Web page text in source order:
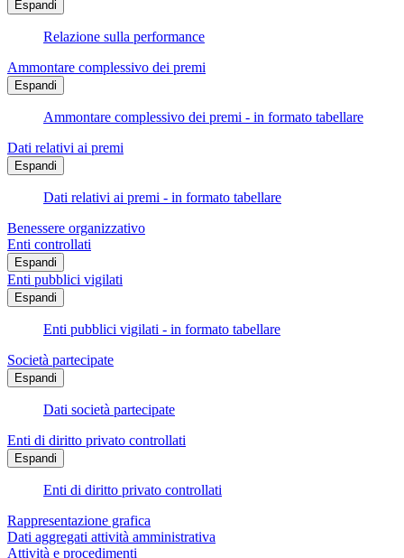
Espandi
Relazione sulla performance
Ammontare complessivo dei premi
Espandi
Ammontare complessivo dei premi - in formato tabellare
Dati relativi ai premi
Espandi
Dati relativi ai premi - in formato tabellare
Benessere organizzativo
Enti controllati
Espandi
Enti pubblici vigilati
Espandi
Enti pubblici vigilati - in formato tabellare
Società partecipate
Espandi
Dati società partecipate
Enti di diritto privato controllati
Espandi
Enti di diritto privato controllati
Rappresentazione grafica
Dati aggregati attività amministrativa
Attività e procedimenti